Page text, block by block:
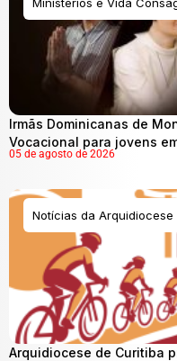
Irmãs Dominicanas de
Vocacional para jovens
05 de agosto de 2026
Notícias da Arquidiocese
Arquidiocese de Curitiba